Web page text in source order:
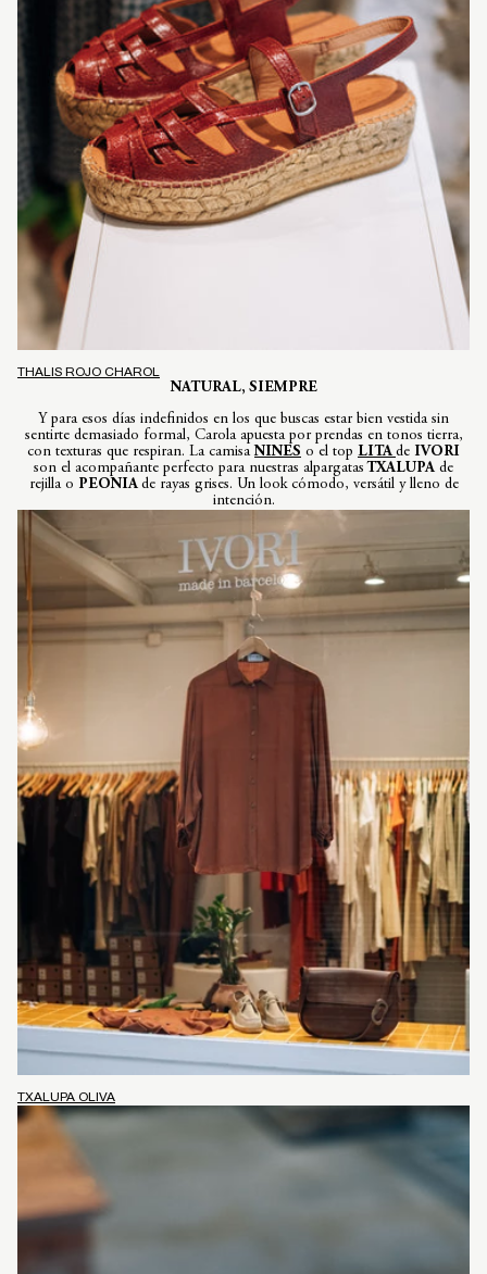
THALIS ROJO CHAROL
NATURAL, SIEMPRE
Y para esos días indefinidos en los que buscas estar bien vestida sin
sentirte demasiado formal, Carola apuesta por prendas en tonos tierra,
con texturas que respiran. La camisa NINES o el top LITA de IVORI
son el acompañante perfecto para nuestras alpargatas TXALUPA de
rejilla o PEONIA de rayas grises. Un look cómodo, versátil y lleno de
intención.
TXALUPA OLIVA